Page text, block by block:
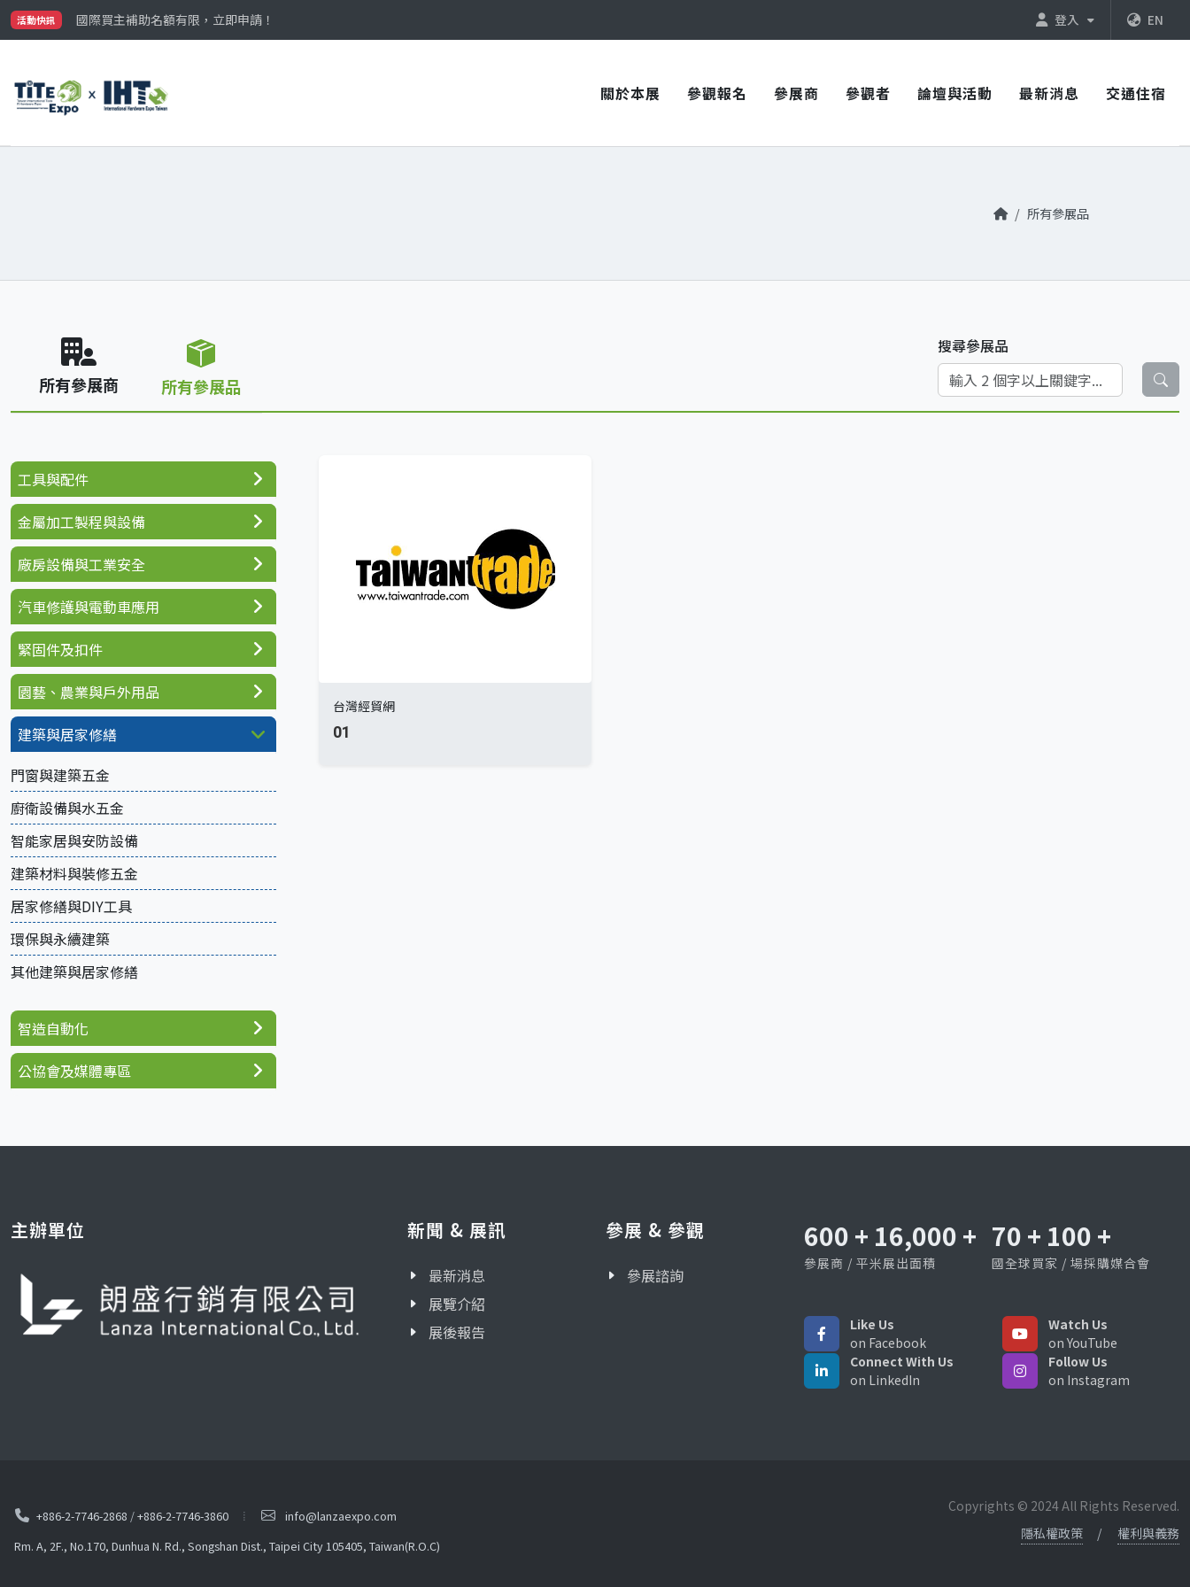
活動快訊
國際買主補助名額有限，立即申請！
參觀門票開放申請中‼️
登入 EN
關於本展 參觀報名 參展商 參觀者 論壇與活動 最新消息 交通住宿
所有參展品
所有參展商 所有參展品
搜尋參展品
台灣經貿網
01
工具與配件
金屬加工製程與設備
廠房設備與工業安全
汽車修護與電動車應用
緊固件及扣件
園藝、農業與戶外用品
建築與居家修繕
門窗與建築五金
廚衛設備與水五金
智能家居與安防設備
建築材料與裝修五金
居家修繕與DIY工具
環保與永續建築
其他建築與居家修繕
智造自動化
公協會及媒體專區
主辦單位 新聞 & 展訊
最新消息
展覽介紹
展後報告
參展 & 參觀
參展諮詢
600 + 16,000 +
參展商 / 平米展出面積
70 + 100 +
國全球買家 / 場採購媒合會
Like Us
on Facebook
Watch Us
on YouTube
Connect With Us
on LinkedIn
Follow Us
on Instagram
+886-2-7746-2868 /+886-2-7746-3860
info@lanzaexpo.com
Rm. A, 2F., No.170, Dunhua N. Rd., Songshan Dist., Taipei City 105405, Taiwan(R.O.C)
Copyrights © 2024 All Rights Reserved.
隱私權政策
權利與義務